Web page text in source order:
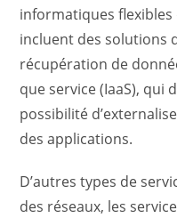
informatiques flexibles
incluent des solutions
récupération de
que service (IaaS), qui
possibilité
des applications.
D’autres types de
des réseaux, les